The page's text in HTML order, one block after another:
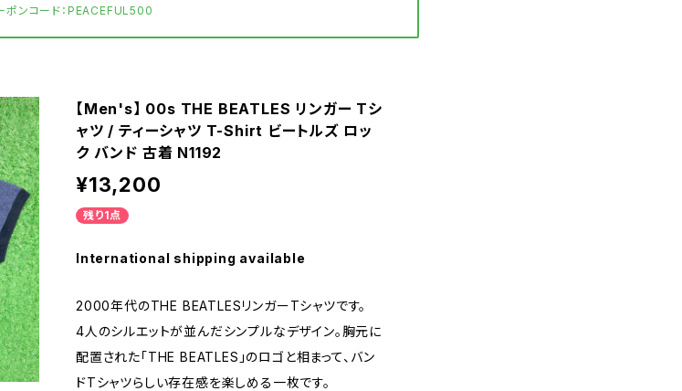
ポンコード：PEACEFUL500
【Men's】 00s THE BEATLES リンガー Tシ
ャツ / ティーシャツ T-Shirt ビートルズ ロッ
ク バンド 古着 N1192
¥13,200
残り1点
International shipping available
2000年代のTHE BEATLESリンガーTシャツです。
4人のシルエットが並んだシンプルなデザイン。胸元に
配置された「THE BEATLES」のロゴと相まって、バン
ドTシャツらしい存在感を楽しめる一枚です。